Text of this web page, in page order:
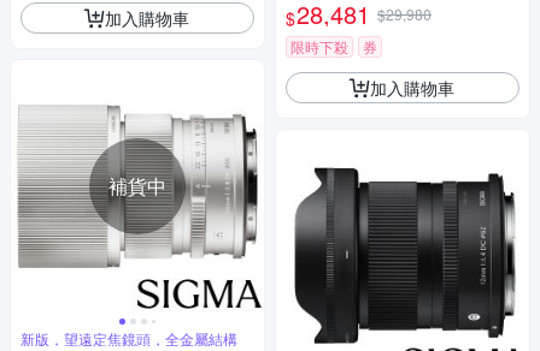
加入購物車
補貨中
新版，望遠定焦鏡頭，全金屬結構
$28,481 $29,980
限時下殺
券
加入購物車